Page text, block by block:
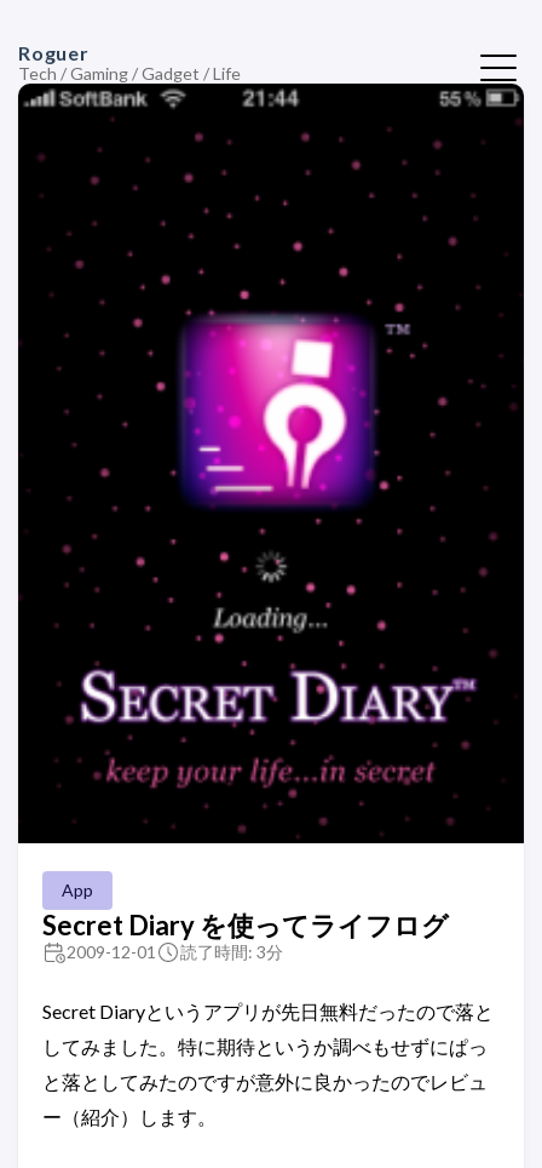
Roguer
Tech / Gaming / Gadget / Life
App
Secret Diary を使ってライフログ
2009-12-01 読了時間: 3分
Secret Diaryというアプリが先日無料だったので落と
してみました。特に期待というか調べもせずにぱっ
と落としてみたのですが意外に良かったのでレビュ
ー（紹介）します。